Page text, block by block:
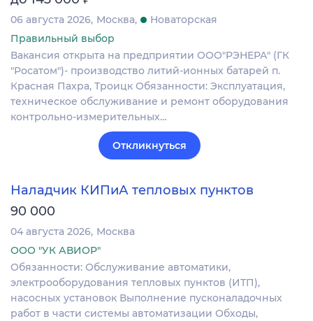
06 августа 2026 Москва
Новаторская
Правильный выбор
Вакансия открыта на предприятии ООО"РЭНЕРА" (ГК
"Росатом")- производство литий-ионных батарей п.
Красная Пахра, Троицк Обязанности: Эксплуатация,
техническое обслуживание и ремонт оборудования
контрольно-измерительных…
Откликнуться
Наладчик КИПиА тепловых пунктов
90 000
04 августа 2026 Москва
ООО "УК АВИОР"
Обязанности: Обслуживание автоматики,
электрооборудования тепловых пунктов (ИТП),
насосных установок Выполнение пусконаладочных
работ в части системы автоматизации Обходы,